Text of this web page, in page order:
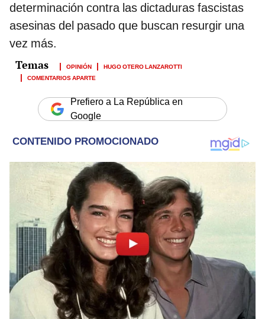
determinación contra las dictaduras fascistas
asesinas del pasado que buscan resurgir una
vez más.
OPINIÓN
HUGO OTERO LANZAROTTI
COMENTARIOS APARTE
Prefiero a La República en
Google